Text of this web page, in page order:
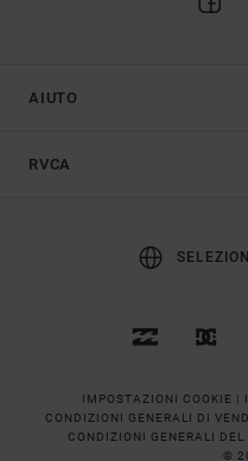
AIUTO
RVCA
IMPOSTAZIONI COOKIE |
CONDIZIONI GENERALI DI
CONDIZIONI GENERALI DEL
©